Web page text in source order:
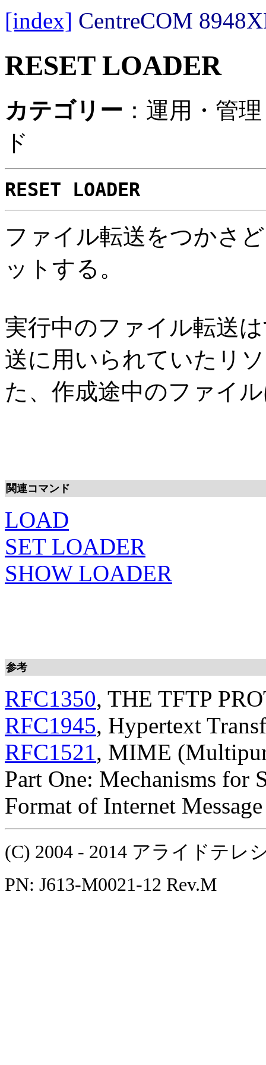
[index] CentreCOM
RESET LOADER
カテゴリー ：運用・管
ド
RESET LOADER
ファイル転送をつかさ
ットする。
実行中のファイル転送
送に用いられていたリ
た、作成途中のファイ
関連コマンド
LOAD
SET LOADER
SHOW LOADER
参考
RFC1350, THE TFTP
RFC1945, Hypertext
RFC1521, MIME
Part One: Mechanisms for
Format of Internet
(C) 2004 - 2014 アライドテ
PN: J613-M0021-12 Rev.M